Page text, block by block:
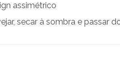
assimétrico
secar à sombra e passar